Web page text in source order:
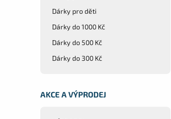
Dárky pro děti
Dárky do 1000 Kč
Dárky do 500 Kč
Dárky do 300 Kč
AKCE A VÝPRODEJ